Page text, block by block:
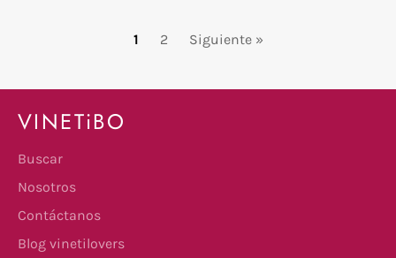
1 2 Siguiente »
VINETiBO
Buscar
Nosotros
Contáctanos
Blog vinetilovers